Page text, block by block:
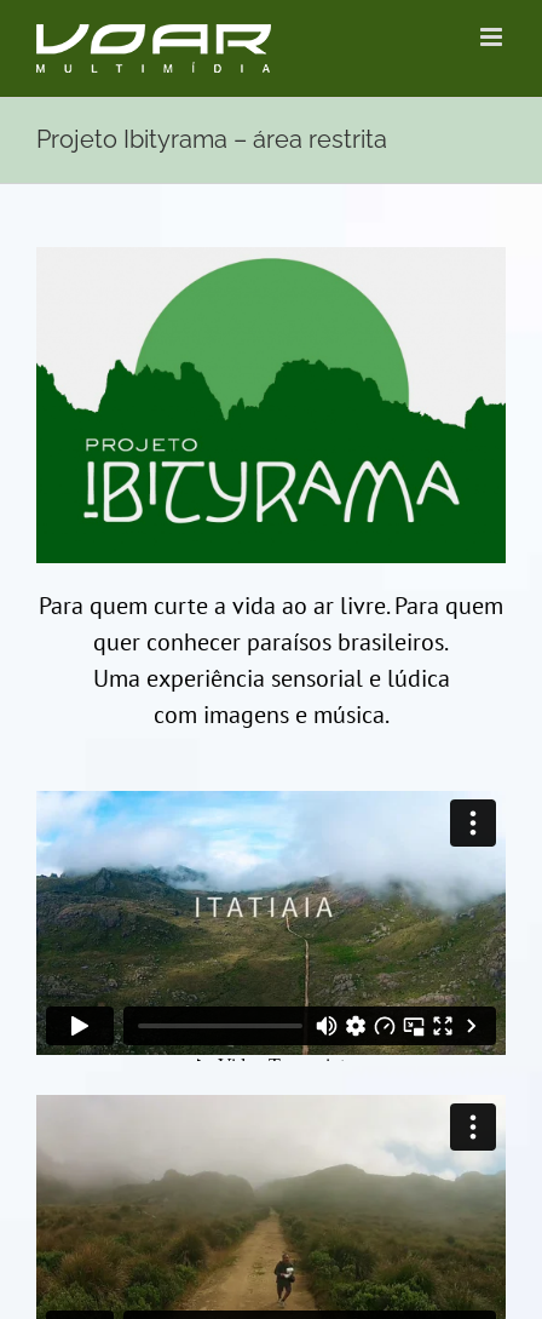
conteúdo
Projeto Ibityrama – área restrita
Para quem curte a vida ao ar livre. Para quem
quer conhecer paraísos brasileiros.
Uma experiência sensorial e lúdica
com imagens e música.